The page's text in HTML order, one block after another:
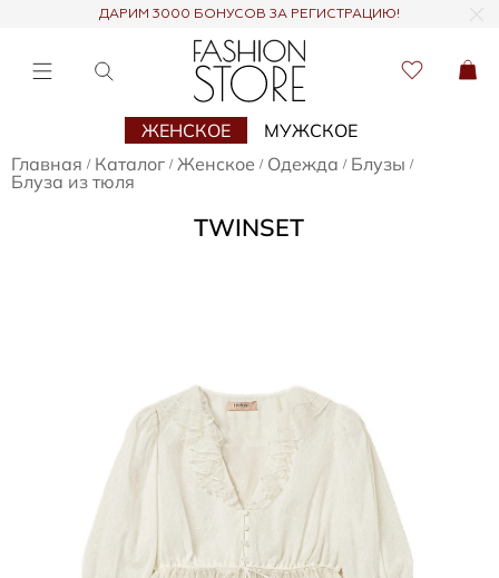
ДАРИМ 3000 БОНУСОВ ЗА РЕГИСТРАЦИЮ!
ЖЕНСКОЕ
МУЖСКОЕ
Главная / Каталог / Женское / Одежда / Блузы /
Блуза из тюля
TWINSET